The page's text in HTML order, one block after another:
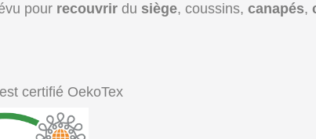
pour recouvrir du siège, coussins, canapés,
certifié OekoTex